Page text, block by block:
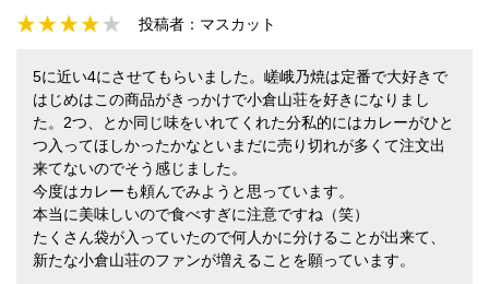
投稿者： マスカット
5に近い4にさせてもらいました。嵯峨乃焼は定番で大好きで
はじめはこの商品がきっかけで小倉山荘を好きになりまし
た。2つ、とか同じ味をいれてくれた分私的にはカレーがひと
つ入ってほしかったかなといまだに売り切れが多くて注文出
来てないのでそう感じました。
今度はカレーも頼んでみようと思っています。
本当に美味しいので食べすぎに注意ですね（笑）
たくさん袋が入っていたので何人かに分けることが出来て、
新たな小倉山荘のファンが増えることを願っています。